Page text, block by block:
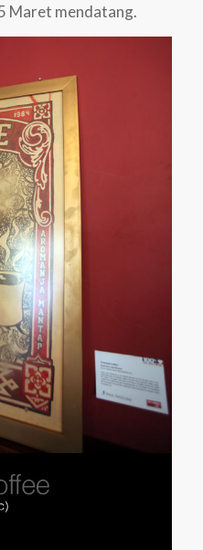
Maret mendatang.